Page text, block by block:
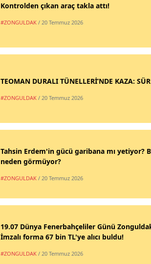
Kontrolden çıkan araç takla attı!
#ZONGULDAK / 20 Temmuz 2026
TEOMAN DURALI TÜNELLERİ’NDE KAZA:
#ZONGULDAK / 20 Temmuz 2026
Tahsin Erdem'in gücü garibana mı yetiyor?
neden görmüyor?
#ZONGULDAK / 20 Temmuz 2026
19.07 Dünya Fenerbahçeliler Günü
İmzalı forma 67 bin TL'ye alıcı buldu!
#ZONGULDAK / 20 Temmuz 2026